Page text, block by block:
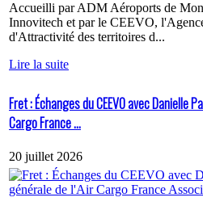
Accueilli par ADM Aéroports de
Innovitech et par le CEEVO,
d'Attractivité des territoires d...
Lire la suite
Fret : Échanges du CEEVO avec Danielle
Cargo France ...
20 juillet 2026